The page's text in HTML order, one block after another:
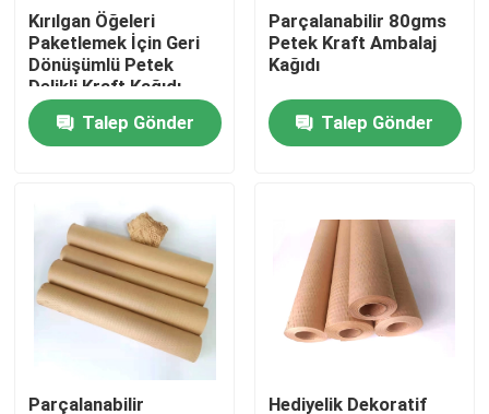
Kalite kontrol
Bizimle iletişime geçin
Zemin Koruma Kağıdı
Geçici Zemin Koruma Rulosu
Kraft Kağıt Zemin Koruması
Kırılgan Öğeleri
Paketlemek İçin Geri
Dönüşümlü Petek
Delikli Kraft Kağıdı
Talep Gönder
Parçalanabilir 80gms
Petek Kraft Ambalaj
Kağıdı
Talep Gönder
Parçalanabilir Hediyelik Dekoratif